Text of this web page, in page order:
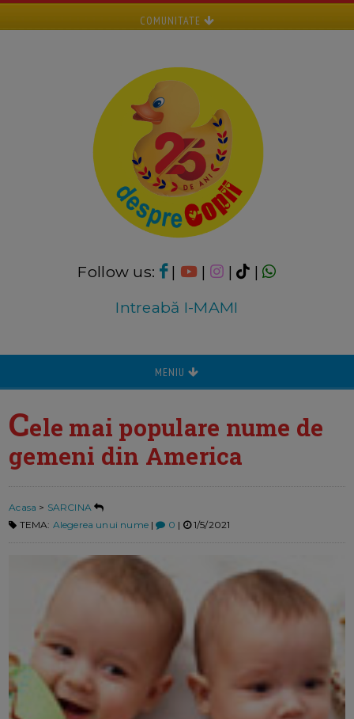
COMUNITATE
Follow us: | | |
|
Intreabă I-MAMI
MENIU
Cele mai populare nume de
gemeni din America
Acasa > SARCINA
TEMA: Alegerea unui nume| 0 | 1/5/2021